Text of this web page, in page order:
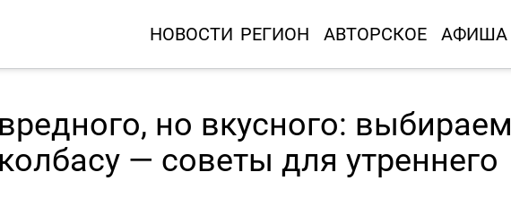
НОВОСТИ РЕГИОН АВТОРСКОЕ АФИША
но вкусного: выбираем
— советы для утреннего